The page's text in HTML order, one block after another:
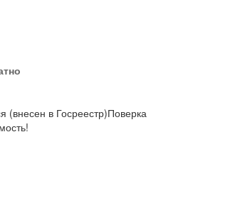
(внесен в Госреестр)Поверка